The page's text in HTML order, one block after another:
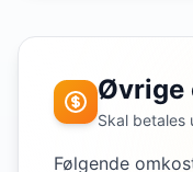
Øvrige
Skal betales
Følgende